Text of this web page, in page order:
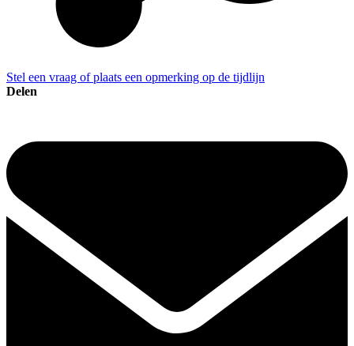
Stel een vraag of plaats een opmerking op de tijdlijn
Delen